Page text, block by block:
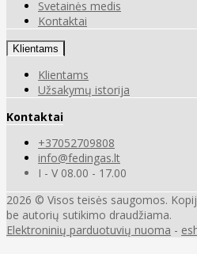
Svetainės medis
Kontaktai
Klientams
Klientams
Užsakymų istorija
Kontaktai
+37052709808
info@fedingas.lt
I - V 08.00 - 17.00
2026 © Visos teisės saugomos.
be autorių sutikimo draudžiama.
Elektroninių parduotuvių nuoma -